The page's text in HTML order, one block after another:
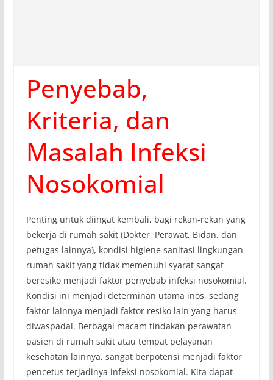
Penyebab,
Kriteria, dan
Masalah Infeksi
Nosokomial
Penting untuk diingat kembali, bagi rekan-rekan yang
bekerja di rumah sakit (Dokter, Perawat, Bidan, dan
petugas lainnya), kondisi higiene sanitasi lingkungan
rumah sakit yang tidak memenuhi syarat sangat
beresiko menjadi faktor penyebab infeksi nosokomial.
Kondisi ini menjadi determinan utama inos, sedang
faktor lainnya menjadi faktor resiko lain yang harus
diwaspadai. Berbagai macam tindakan perawatan
pasien di rumah sakit atau tempat pelayanan
kesehatan lainnya, sangat berpotensi menjadi faktor
pencetus terjadinya infeksi nosokomial. Kita dapat